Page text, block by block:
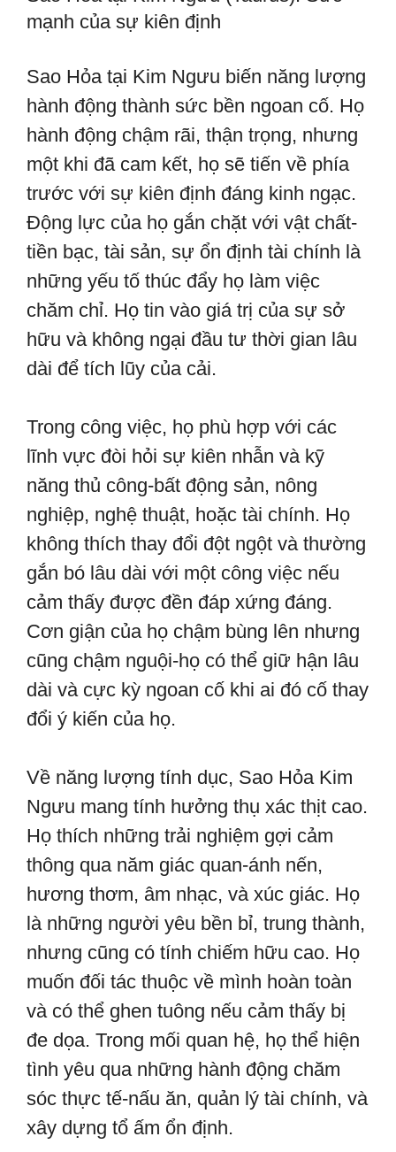
mạnh của sự kiên định
Sao Hỏa tại Kim Ngưu biến năng lượng
hành động thành sức bền ngoan cố. Họ
hành động chậm rãi, thận trọng, nhưng
một khi đã cam kết, họ sẽ tiến về phía
trước với sự kiên định đáng kinh ngạc.
Động lực của họ gắn chặt với vật chất-
tiền bạc, tài sản, sự ổn định tài chính là
những yếu tố thúc đẩy họ làm việc
chăm chỉ. Họ tin vào giá trị của sự sở
hữu và không ngại đầu tư thời gian lâu
dài để tích lũy của cải.
Trong công việc, họ phù hợp với các
lĩnh vực đòi hỏi sự kiên nhẫn và kỹ
năng thủ công-bất động sản, nông
nghiệp, nghệ thuật, hoặc tài chính. Họ
không thích thay đổi đột ngột và thường
gắn bó lâu dài với một công việc nếu
cảm thấy được đền đáp xứng đáng.
Cơn giận của họ chậm bùng lên nhưng
cũng chậm nguội-họ có thể giữ hận lâu
dài và cực kỳ ngoan cố khi ai đó cố thay
đổi ý kiến của họ.
Về năng lượng tính dục, Sao Hỏa Kim
Ngưu mang tính hưởng thụ xác thịt cao.
Họ thích những trải nghiệm gợi cảm
thông qua năm giác quan-ánh nến,
hương thơm, âm nhạc, và xúc giác. Họ
là những người yêu bền bỉ, trung thành,
nhưng cũng có tính chiếm hữu cao. Họ
muốn đối tác thuộc về mình hoàn toàn
và có thể ghen tuông nếu cảm thấy bị
đe dọa. Trong mối quan hệ, họ thể hiện
tình yêu qua những hành động chăm
sóc thực tế-nấu ăn, quản lý tài chính, và
xây dựng tổ ấm ổn định.